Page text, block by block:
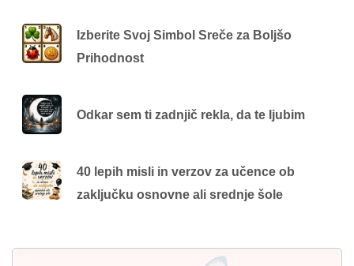
Izberite Svoj Simbol Sreče za Boljšo
Prihodnost
Odkar sem ti zadnjič rekla, da te ljubim
40 lepih misli in verzov za učence ob
zaključku osnovne ali srednje šole